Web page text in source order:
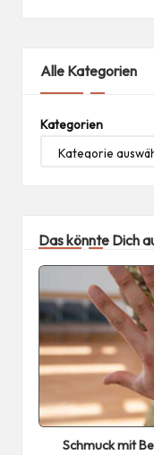
Alle Kategorien
Kategorien
Das könnte Dich
Posted
in
Schmuck mit